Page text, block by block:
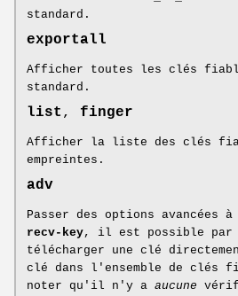
standard.
exportall
Afficher toutes les clés
standard.
list , finger
Afficher la liste des clés
empreintes.
adv
Passer des options avancées à
recv-key, il est possible par
télécharger une clé
clé dans l'ensemble de clés
noter qu'il n'y a aucune